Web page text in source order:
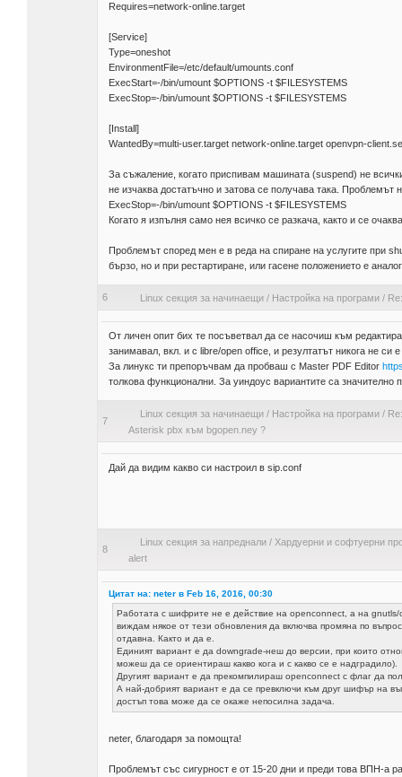
Requires=network-online.target
[Service]
Type=oneshot
EnvironmentFile=/etc/default/umounts.conf
ExecStart=-/bin/umount $OPTIONS -t $FILESYSTEMS
ExecStop=-/bin/umount $OPTIONS -t $FILESYSTEMS
[Install]
WantedBy=multi-user.target network-online.target openvpn-
За съжаление, когато приспивам машината (suspend) не
не изчаква достатъчно и затова се получава така. Проблемът
ExecStop=-/bin/umount $OPTIONS -t $FILESYSTEMS
Когато я изпълня само нея всичко се разкача, както и се
Проблемът според мен е в реда на спиране на услугите при
бързо, но и при рестартиране, или гасене положението е
6 Linux секция за начинаещи/ Настройка на програми/
От личен опит бих те посъветвал да се насочиш към
занимавал, вкл. и с libre/open office, и резултатът никога не си
За линукс ти препоръчвам да пробваш с Master PDF Editor
толкова функционални. За уиндоус вариантите са значително
7
Linux секция за начинаещи/ Настройка на програми/
Asterisk pbx към bgopen.ney ?
Дай да видим какво си настроил в sip.conf
8
Linux секция за напреднали/ Хардуерни и софтуерни
alert
Цитат на: neter в Feb 16, 2016, 00:30
Работата с шифрите не е действие на openconnect, а на
виждам някое от тези обновления да включва промяна по
отдавна. Както и да е.
Единият вариант е да downgrade-неш до версии, при които
можеш да се ориентираш какво кога и с какво се е надградило).
Другият вариант е да прекомпилираш openconnect с флаг да
А най-добрият вариант е да се превключи към друг шифър на
достъп това може да се окаже непосилна задача.
neter, благодаря за помощта!
Проблемът със сигурност е от 15-20 дни и преди това ВПН-а